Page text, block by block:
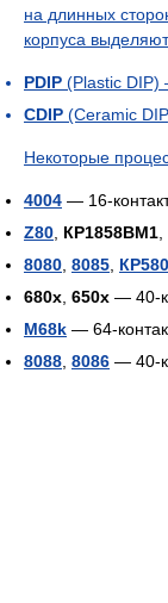
на длинных
корпуса
PDIP (Plastic DIP)
CDIP (Ceramic
Некоторые
4004 — 16-
Z80 КР1858ВМ1
8080 8085
680x 650x — 40-
M68k — 64-
8088 8086 — 40-